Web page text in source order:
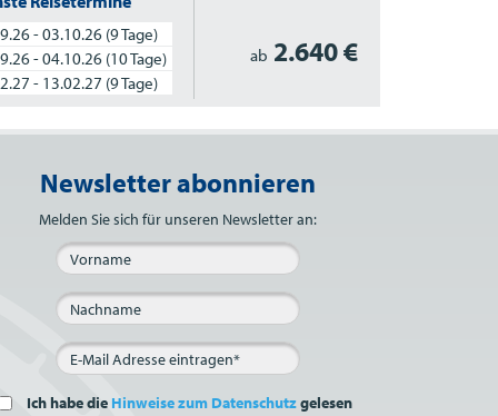
ab 2.640 €
- 03.10.26 (9 Tage)
- 04.10.26 (10 Tage)
- 13.02.27 (9 Tage)
Bitte nicht ausfüllen.
Newsletter abonnieren
Melden Sie sich für unseren Newsletter an:
Ich habe die Hinweise zum Datenschutzgelesen